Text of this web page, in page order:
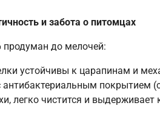
и забота о питомцах
продуман до мелочей:
устойчивы к царапинам и
антибактериальным покрытием
легко чистится и